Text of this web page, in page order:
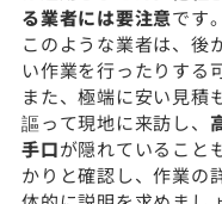
る業者には要注意です。
このような業者は、後
い作業を行ったりする
また、極端に安い見積
謳って現地に来訪し、
手口が隠れていること
かりと確認し、作業の